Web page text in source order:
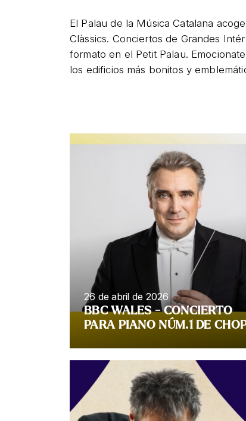
El Palau de la Música Catalana
Clàssics. Conciertos de Grandes
formato en el Petit Palau.
los edificios más bonitos y
26 de abril de 2026
BBC WALES - CONCIERTO
PARA PIANO NÚM.1 DE